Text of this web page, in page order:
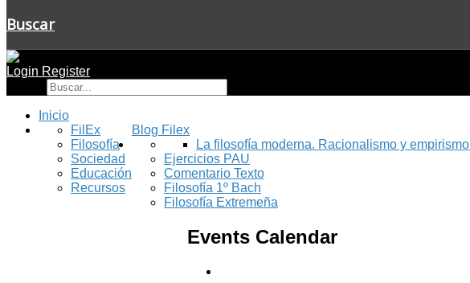
Buscar
Login Register
Inicio
Blog Filex
FilEx
Filosofía
Sociedad
Educación
Recursos
La filosofía moderna. Racionalismo y empirismo
Ejercicios PAU
Comentario Texto
Filosofía 1º Bach
Filosofía Extremeña
Events Calendar